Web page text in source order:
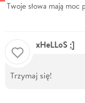
Twoje słowa mają moc
xHeLLoS ;]
Trzymaj się!